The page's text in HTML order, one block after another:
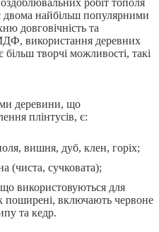
двома найбільш популярними
довговічність та
використання деревних
більш творчі можливості, такі
деревини, що
плінтусів, є:
вишня, дуб, клен, горіх;
(чиста, сучковата);
використовуються для
поширені, включають червоне
та кедр.